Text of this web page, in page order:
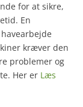
for at sikre,
En
kræver den
problemer og
Her er Læs